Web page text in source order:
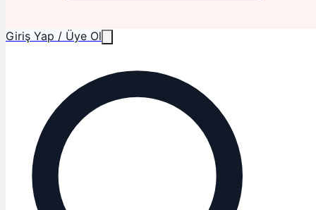
Giriş Yap / Üye Ol